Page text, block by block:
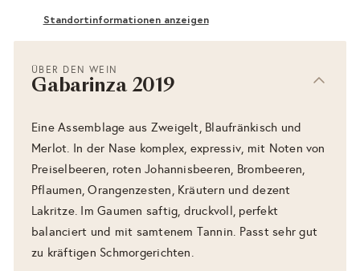
Standortinformationen anzeigen
ÜBER DEN WEIN
Gabarinza 2019
Eine Assemblage aus Zweigelt, Blaufränkisch und
Merlot. In der Nase komplex, expressiv, mit Noten von
Preiselbeeren, roten Johannisbeeren, Brombeeren,
Pflaumen, Orangenzesten, Kräutern und dezent
Lakritze. Im Gaumen saftig, druckvoll, perfekt
balanciert und mit samtenem Tannin. Passt sehr gut
zu kräftigen Schmorgerichten.